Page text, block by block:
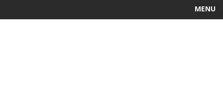
MENU